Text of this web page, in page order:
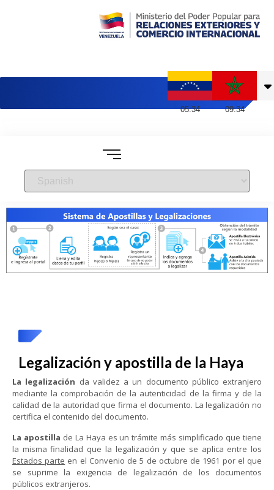
05:34 09:34
Legalización y apostilla de la Haya
La legalización da validez a un documento público extranjero
mediante la comprobación de la autenticidad de la firma y de la
calidad de la autoridad que firma el documento. La legalización no
certifica el contenido del documento.
La apostilla de La Haya es un trámite más simplificado que tiene
la misma finalidad que la legalización y que se aplica entre los
Estados parte en el Convenio de 5 de octubre de 1961 por el que
se suprime la exigencia de legalización de los documentos
públicos extranjeros.